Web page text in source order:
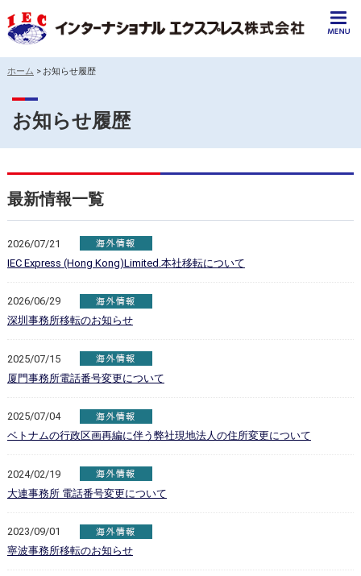
ホーム > お知らせ履歴
お知らせ履歴
最新情報一覧
2026/07/21
IEC Express (Hong Kong)Limited.本社移転について
2026/06/29
深圳事務所移転のお知らせ
2025/07/15
厦門事務所電話番号変更について
2025/07/04
ベトナムの行政区画再編に伴う弊社現地法人の住所変更について
2024/02/19
大連事務所 電話番号変更について
2023/09/01
寧波事務所移転のお知らせ